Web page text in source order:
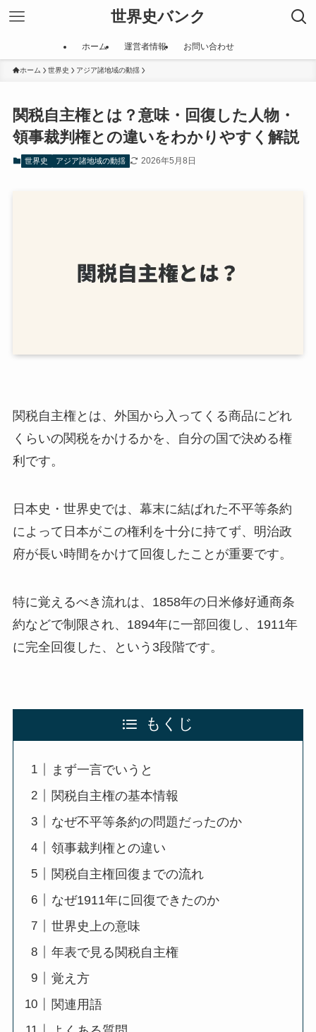
世界史バンク
ホーム 運営者情報 お問い合わせ
ホーム 世界史 アジア諸地域の動揺
関税自主権とは？意味・回復した人物・
領事裁判権との違いをわかりやすく解説
世界史 アジア諸地域の動揺 2026年5月8日
関税自主権とは、外国から入ってくる商品にどれ
くらいの関税をかけるかを、自分の国で決める権
利です。
日本史・世界史では、幕末に結ばれた不平等条約
によって日本がこの権利を十分に持てず、明治政
府が長い時間をかけて回復したことが重要です。
特に覚えるべき流れは、1858年の日米修好通商条
約などで制限され、1894年に一部回復し、1911年
に完全回復した、という3段階です。
もくじ
まず一言でいうと
関税自主権の基本情報
なぜ不平等条約の問題だったのか
領事裁判権との違い
関税自主権回復までの流れ
なぜ1911年に回復できたのか
世界史上の意味
年表で見る関税自主権
覚え方
関連用語